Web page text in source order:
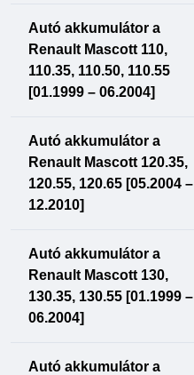
Autó akkumulátor a
Renault Mascott 110,
110.35, 110.50, 110.55
[01.1999 – 06.2004]
Autó akkumulátor a
Renault Mascott 120.35,
120.55, 120.65 [05.2004 –
12.2010]
Autó akkumulátor a
Renault Mascott 130,
130.35, 130.55 [01.1999 –
06.2004]
Autó akkumulátor a